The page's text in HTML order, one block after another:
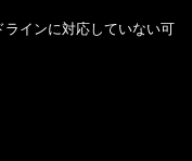
インに対応していない可